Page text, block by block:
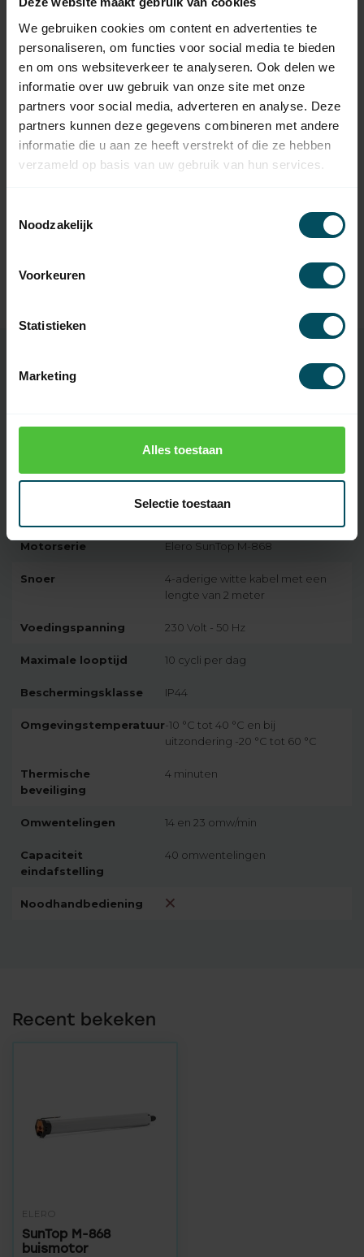
We gebruiken cookies om content en advertenties te
personaliseren, om functies voor social media te bieden
en om ons websiteverkeer te analyseren. Ook delen we
informatie over uw gebruik van onze site met onze
partners voor social media, adverteren en analyse. Deze
partners kunnen deze gegevens combineren met andere
informatie die u aan ze heeft verstrekt of die ze hebben
verzameld op basis van uw gebruik van hun services.
Noodzakelijk
Voorkeuren
Statistieken
Marketing
Alles toestaan
Selectie toestaan
ELERO
Elero Motorsteun voor Elero
Revoline
Op voorraad
5,95
ELERO
Elero MonoCom 1-kanaals
handzender
Niet op voorraad
42,95
Elero LumeroCom 1-
kanaals handzender 48,95
5913
EAN Code 7432257788715
Motorserie Elero SunTop M-868
Snoer
4-aderige witte kabel met een
lengte van 2 meter
Voedingspanning 230 Volt - 50 Hz
Maximale looptijd 10 cycli per dag
Beschermingsklasse IP44
Omgevingstemperatuur-10 °C tot 40 °C en bij
uitzondering -20 °C tot 60 °C
Thermische
beveiliging
4 minuten
Omwentelingen 14 en 23 omw/min
Capaciteit
eindafstelling
40 omwentelingen
Noodhandbediening
Recent bekeken
ELERO
SunTop M-868
buismotor